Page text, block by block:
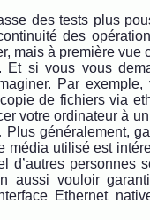
des tests plus
des
mais à première vue
Et si vous vous
Par
de fichiers via
votre ordinateur à
généralement,
média utilisé est
d’autres personnes
aussi vouloir
Ethernet